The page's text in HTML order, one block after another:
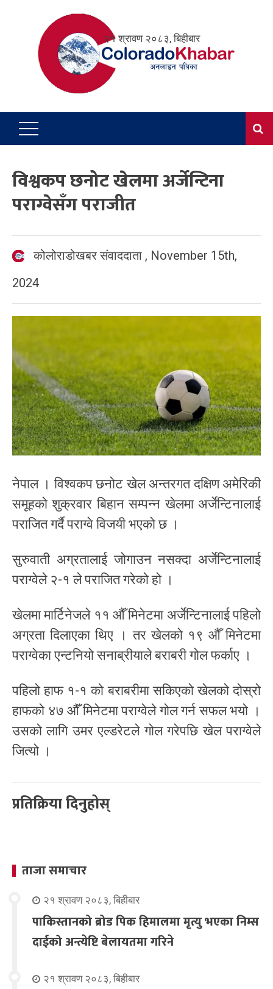
२१ श्रावण २०८३, बिहीबार
विश्वकप छनोट खेलमा अर्जेन्टिना
पराग्वेसँग पराजीत
कोलोराडोखबर संवाददाता , November 15th,
2024
नेपाल । विश्वकप छनोट खेल अन्तरगत दक्षिण अमेरिकी
समूहको शुक्रवार बिहान सम्पन्न खेलमा अर्जेन्टिनालाई
पराजित गर्दै पराग्वे विजयी भएको छ ।
सुरुवाती अग्रतालाई जोगाउन नसक्दा अर्जेन्टिनालाई
पराग्वेले २-१ ले पराजित गरेको हो ।
खेलमा मार्टिनेजले ११ औँ मिनेटमा अर्जेन्टिनालाई पहिलो
अग्रता दिलाएका थिए । तर खेलको १९ औँ मिनेटमा
पराग्वेका एन्टनियो सनाब्रीयाले बराबरी गोल फर्काए ।
पहिलो हाफ १-१ को बराबरीमा सकिएको खेलको दोस्रो
हाफको ४७ औँ मिनेटमा पराग्वेले गोल गर्न सफल भयो ।
उसको लागि उमर एल्डरेटले गोल गरेपछि खेल पराग्वेले
जित्यो ।
प्रतिक्रिया दिनुहोस्
ताजा समाचार
२१ श्रावण २०८३, बिहीबार
पाकिस्तानको ब्रोड पिक हिमालमा मृत्यु भएका निम्स
दाईको अन्त्येष्टि बेलायतमा गरिने
२१ श्रावण २०८३, बिहीबार